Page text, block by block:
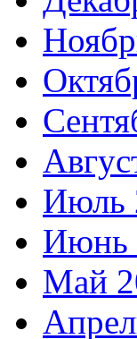
Июль
Июнь
Май